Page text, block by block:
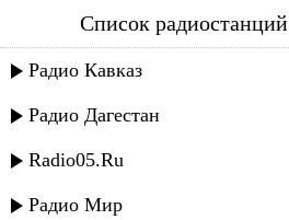
шумайсат - позвони
Список радиостанций
Радио Кавказ
Радио Дагестан
Radio05.Ru
Радио Мир
Шумайсат - Позвони